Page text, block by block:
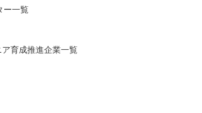
ー一覧
育成推進企業一覧